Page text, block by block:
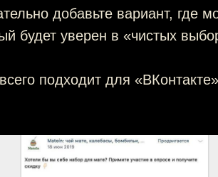
добавьте вариант, где
будет уверен в «чистых
подходит для